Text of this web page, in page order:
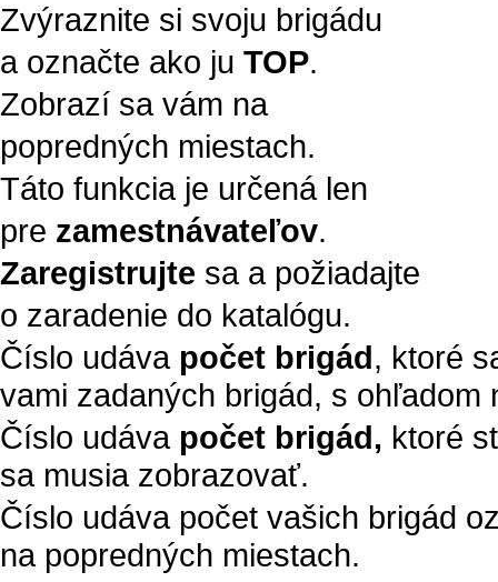
Zvýraznite si svoju brigádu
a označte ako ju TOP.
Zobrazí sa vám na
popredných miestach.
Táto funkcia je určená len
pre zamestnávateľov.
Zaregistrujte sa a požiadajte
o zaradenie do katalógu.
Číslo udáva počet brigád, ktoré
vami zadaných brigád, s ohľadom
Číslo udáva počet brigád, ktoré
sa musia zobrazovať.
Číslo udáva počet vašich brigád
na popredných miestach.